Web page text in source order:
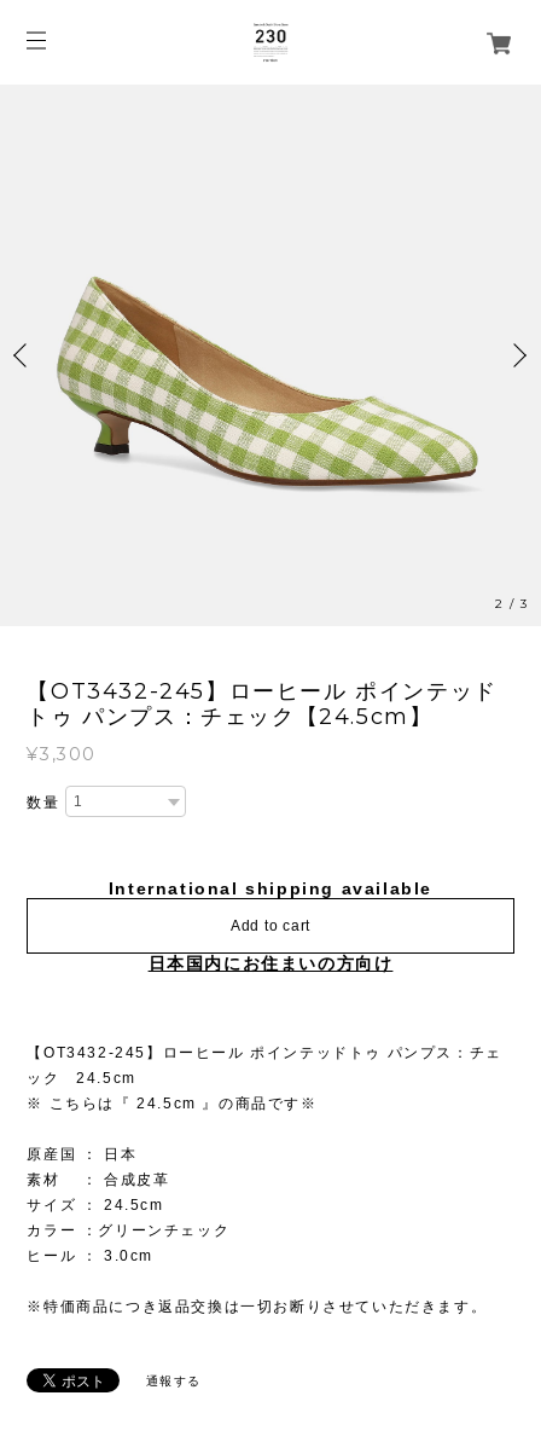
2 /3
【OT3432-245】ローヒール ポインテッド
トゥ パンプス：チェック【24.5cm】
¥3,300
数量
International shipping available
Add to cart
日本国内にお住まいの方向け
【OT3432-245】ローヒール ポインテッドトゥ パンプス：チェ
ック 24.5cm
※ こちらは『 24.5cm 』の商品です※
原産国 ： 日本
素材 ： 合成皮革
サイズ ： 24.5cm
カラー ：グリーンチェック
ヒール ： 3.0cm
※特価商品につき返品交換は一切お断りさせていただきます。
通報する